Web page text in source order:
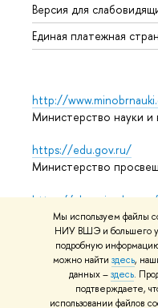
Мы используем файлы
НИУ ВШЭ и большего
подробную
можно найти здесь,
данных –здесь.
подтверждаете,
использовании файлов
Версия для
Единая платежная
http://
Министерство науки и
https://edu.gov.ru/
Министерство
https://
Массовые открытые
© НИУ ВШЭ 1993–2026
использования
Карта сайта